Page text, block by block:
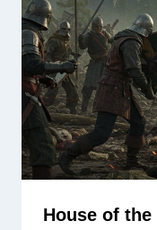
House of